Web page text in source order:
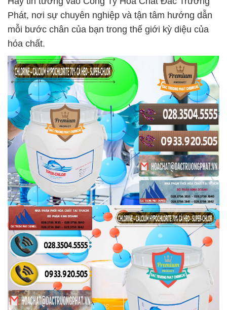
Phát, nơi sự chuyên nghiệp và tận tâm hướng dẫn
mỗi bước chân của bạn trong thế giới kỳ diệu của
hóa chất.